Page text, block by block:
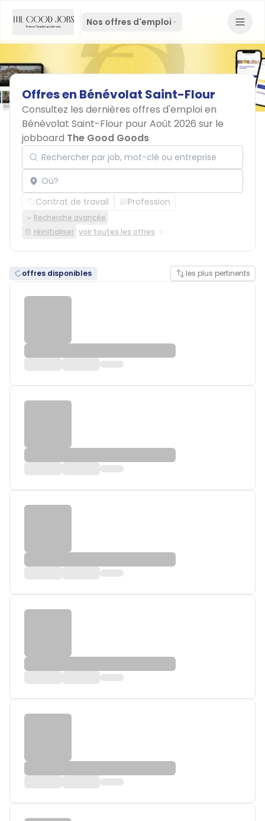
Nos offres d'emploi
Offresen Bénévolat Saint-Flour
Consultez les dernières offres d'emploi en
Bénévolat Saint-Flour pour Août 2026 sur le
jobboard The Good Goods
Rechercher par job, mot-clé ou entreprise
Localisation
Contrat de travail Profession
Recherche avancée
réinitialiser voir toutes les offres
offres disponibles les plus pertinents